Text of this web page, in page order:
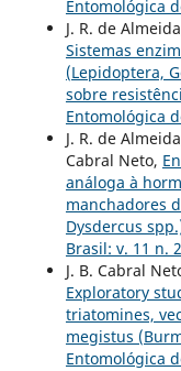
Entomológica
J. R. de
Sistemas
(Lepidoptera,
sobre
Entomológica
J. R. de
Cabral Neto,
análoga à
manchadores
Dysdercus
Brasil: v. 11 n.
J. B. Cabral
Exploratory
triatomines,
megistus
Entomológica